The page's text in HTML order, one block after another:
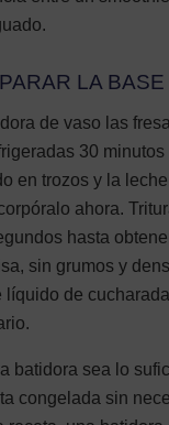
LA
de vaso las
30 minutos
en trozos y la
ahora.
hasta
sin grumos y
líquido de
batidora sea lo
congelada sin